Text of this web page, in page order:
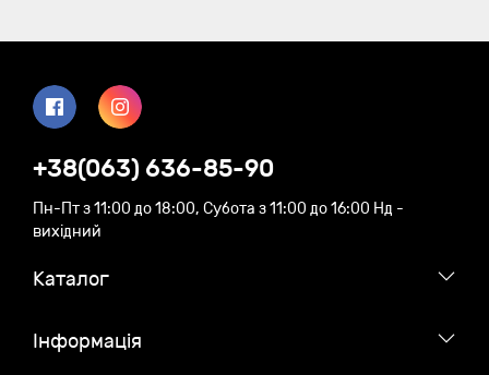
+38(063) 636-85-90
Пн-Пт з 11:00 до 18:00, Субота з 11:00 до 16:00 Нд -
вихідний
Каталог
Iнформація